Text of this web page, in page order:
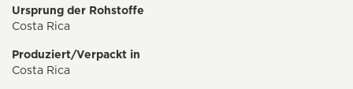
Ursprung der Rohstoffe
Costa Rica
Produziert/Verpackt in
Costa Rica